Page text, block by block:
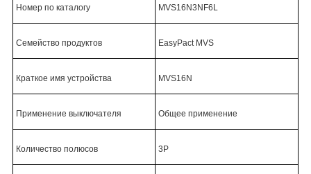
Номер по каталогу MVS16N3NF6L
Семейство продуктов EasyPact MVS
Краткое имя устройства MVS16N
Применение выключателя Общее применение
Количество полюсов 3P